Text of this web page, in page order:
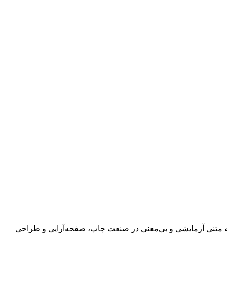
متنی آزمایشی و بی‌معنی در صنعت چاپ، صفحه‌آرایی و طراحی